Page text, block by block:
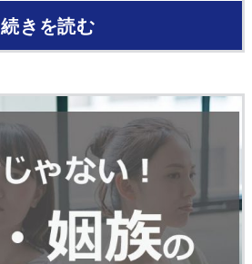
続きを読む